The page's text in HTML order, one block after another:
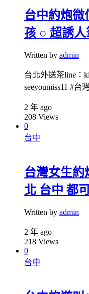
台中約炮微
孩 ○ 超誘
Written by admin
台北外送茶line：
seeyoumiss11 #台
2 年 ago
208 Views
0
台中
台灣女生約
北 台中 都
Written by admin
2 年 ago
218 Views
0
台中